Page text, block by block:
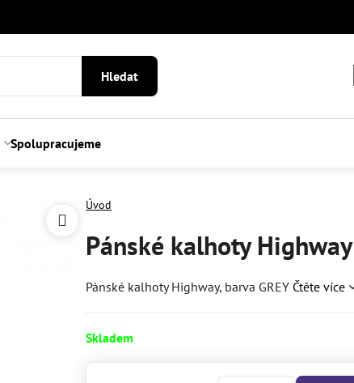
Hledat
Spolupracujeme
Úvod
Pánské kalhoty Highway
Pánské kalhoty Highway, barva GREY Čtěte více
Skladem